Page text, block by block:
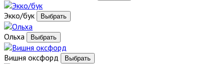
Экко/бук
Ольха
Вишня оксфорд